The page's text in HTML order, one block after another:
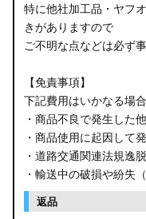
特に他社加工品・ヤフ
きがありますので
ご不明な点などは必ず
【免責事項】
下記費用はいかなる場
・商品不良で発生した
・商品使用に起因して
・道路交通関連法規逸
・輸送中の破損や紛失
返品